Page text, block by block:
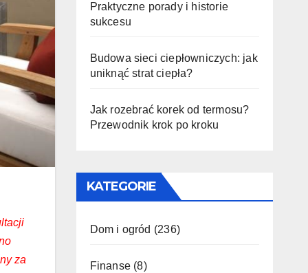
za
Praktyczne porady i historie
sukcesu
Budowa sieci ciepłowniczych: jak
uniknąć strat ciepła?
Jak rozebrać korek od termosu?
Przewodnik krok po kroku
KATEGORIE
Dom i ogród (236)
Finanse(8)